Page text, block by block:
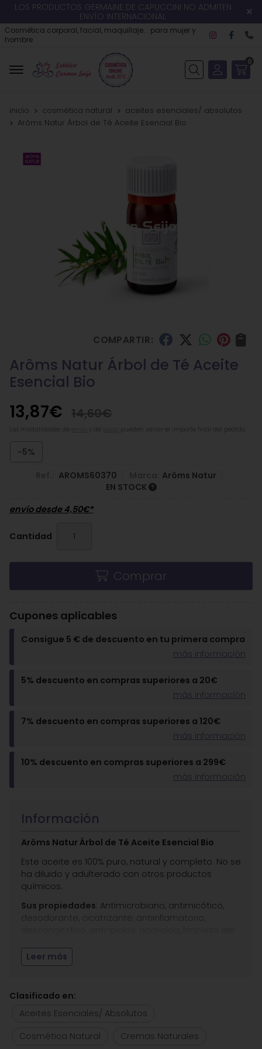
LOS PRODUCTOS GERMAINE DE CAPUCCINI NO ADMITEN
ENVÍO INTERNACIONAL
Cosmética corporal, facial, maquillaje... para mujer y
hombre
Buscar
0
inicio cosmética natural
aceites esenciales/ absolutos
Arôms Natur Árbol de Té Aceite Esencial Bio
COMPARTIR:
Arôms Natur Árbol de Té Aceite
Esencial Bio
13,87€
pueden variar el importe final del pedido.
-5%
AROMS60370
Arôms Natur
EN STOCK
envío desde4,50€*
Cantidad
Comprar
Cupones aplicables
Consigue 5 € de descuento en tu primera compra
más información
5% descuento en compras superiores a 20€
más información
7% descuento en compras superiores a 120€
más información
10% descuento en compras superiores a 299€
más información
Información
Arôms Natur Árbol de Té Aceite Esencial Bio
Este aceite es 100% puro, natural y completo. No se
ha diluido y adulterado con otros productos
químicos.
Sus propiedades: Antimicrobiano, antimicótico,
desodorante, cicatrizante, antiinflamatorio,
Entre sususos cosméticos
quemaduras, piojos, ácaros..
Aplicación: Difusión atmosférica, masaje y baño.
Puede utilizarse a dilución concentrada 1 gota por
1ml de aceite portador), dilución normal 1 gota por
Leer más
Clasificado en:
Aceites Esenciales/ Absolutos
Cosmética Natural
Cremas Naturales